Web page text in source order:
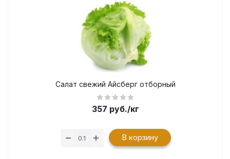
Салат свежий Айсберг отборный
357 руб./кг
В корзину